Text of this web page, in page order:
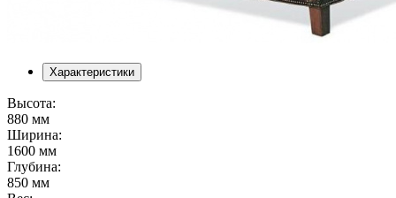
Характеристики
Высота:
880 мм
Ширина:
1600 мм
Глубина:
850 мм